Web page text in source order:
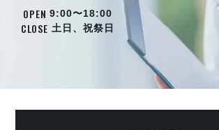
OPEN 9:00〜18:00
CLOSE 土日、祝祭日